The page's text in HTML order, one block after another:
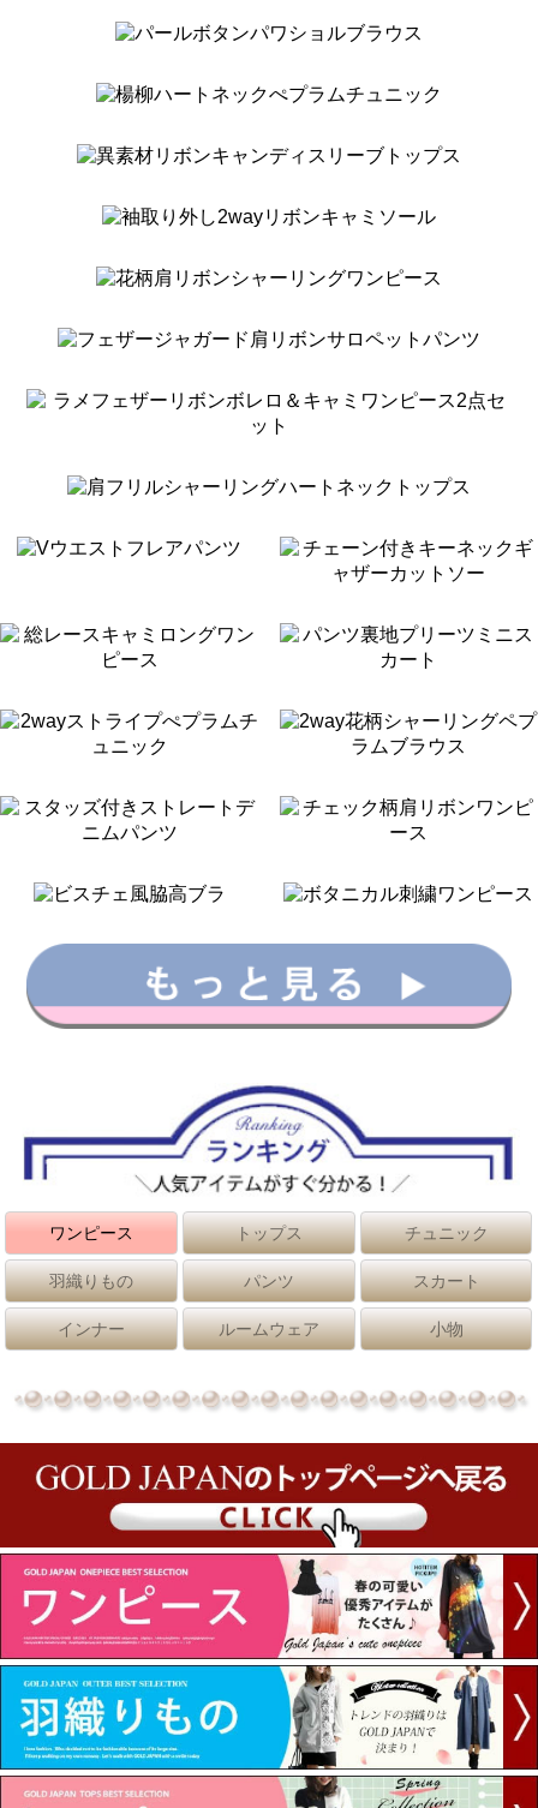
ワンピース トップス チュニック
羽織りもの パンツ スカート
インナー ルームウェア 小物
前ボタンティアードマキ...
4,090円(税込)
ピンストライプフレアキ...
6,190円(税込)